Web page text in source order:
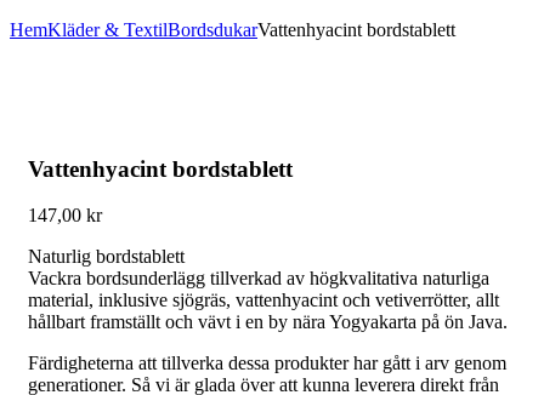
HemKläder & TextilBordsdukarVattenhyacint bordstablett
Vattenhyacint bordstablett
147,00 kr
Naturlig bordstablett
Vackra bordsunderlägg tillverkad av högkvalitativa naturliga
material, inklusive sjögräs, vattenhyacint och vetiverrötter, allt
hållbart framställt och vävt i en by nära Yogyakarta på ön Java.
Färdigheterna att tillverka dessa produkter har gått i arv genom
generationer. Så vi är glada över att kunna leverera direkt från